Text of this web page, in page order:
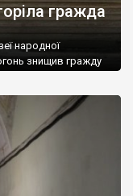
гражда
народної
знищив гражду
ХІХ ст.
начиння, предмети